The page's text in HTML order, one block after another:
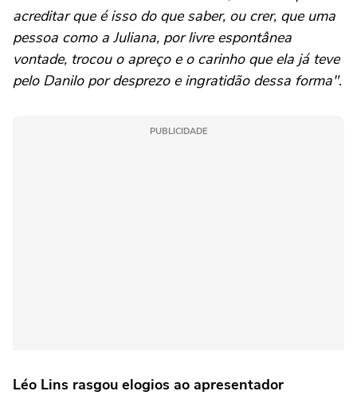
acreditar que é isso do que saber, ou crer, que uma
pessoa como a Juliana, por livre espontânea
vontade, trocou o apreço e o carinho que ela já teve
pelo Danilo por desprezo e ingratidão dessa forma".
PUBLICIDADE
Léo Lins rasgou elogios ao apresentador